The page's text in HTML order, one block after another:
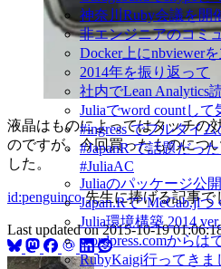
神奈川Ruby会議を開
非エンジニアのコミ
Docker上にnbviewer
2014年を振り返って
社内でLean Analytics
Juliaでword countし
#ingress でフルタイ
#JapanR で話題だっ
#JuliaAC
Juliaのパッケージ公
Japan.Rで"MeCab.jl
Julia環境構築 2014
wordpress.comから
RubyKaigi行ってきま
液晶はものによってはタッチの
のですが、今回買ったものにつ
した。
id:penguinco先生に捧げる記事で
Last updated on2015-10-19